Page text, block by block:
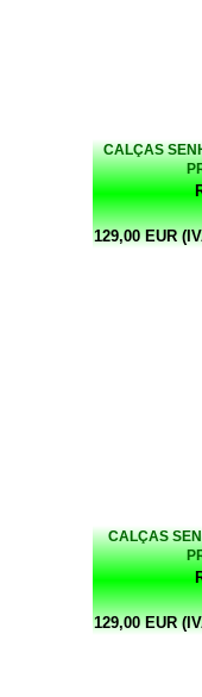
CALÇAS
129,00 EUR
CALÇAS
129,00 EUR